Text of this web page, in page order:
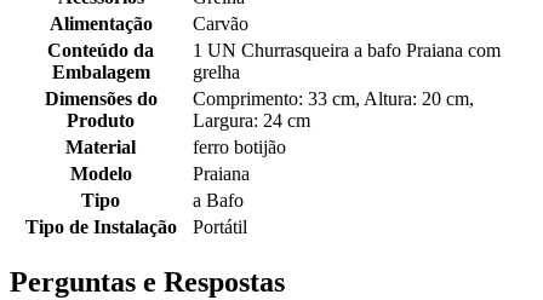
Alimentação
Carvão
Conteúdo da
Embalagem
1 UN Churrasqueira a bafo Praiana com
grelha
Dimensões do
Produto
Comprimento: 33 cm, Altura: 20 cm,
Largura: 24 cm
Material
ferro botijão
Modelo
Praiana
Tipo
a Bafo
Tipo de Instalação
Portátil
Perguntas e Respostas